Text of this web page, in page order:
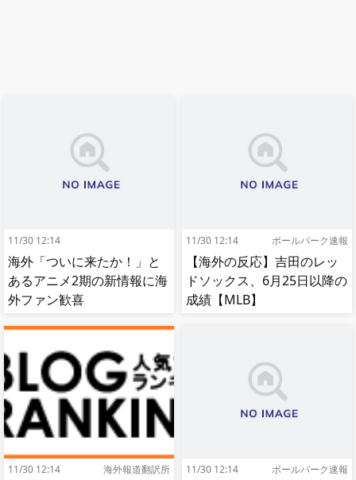
11/30 12:14
海外「ついに来たか！」と
あるアニメ2期の新情報に海
外ファン歓喜
11/30 12:14 ボールパーク速報
【海外の反応】吉田のレッ
ドソックス、6月25日以降の
成績【MLB】
11/30 12:14 海外報道翻訳所 11/30 12:14 ボールパーク速報